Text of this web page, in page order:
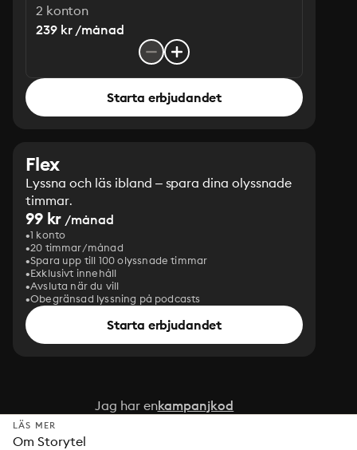
2 konton
239 kr /månad
Starta erbjudandet
Flex
Lyssna och läs ibland – spara dina olyssnade
timmar.
99 kr /månad
1 konto
20 timmar/månad
Spara upp till 100 olyssnade timmar
Exklusivt innehåll
Avsluta när du vill
Obegränsad lyssning på podcasts
Starta erbjudandet
Jag har enkampanjkod
LÄS MER
Om Storytel